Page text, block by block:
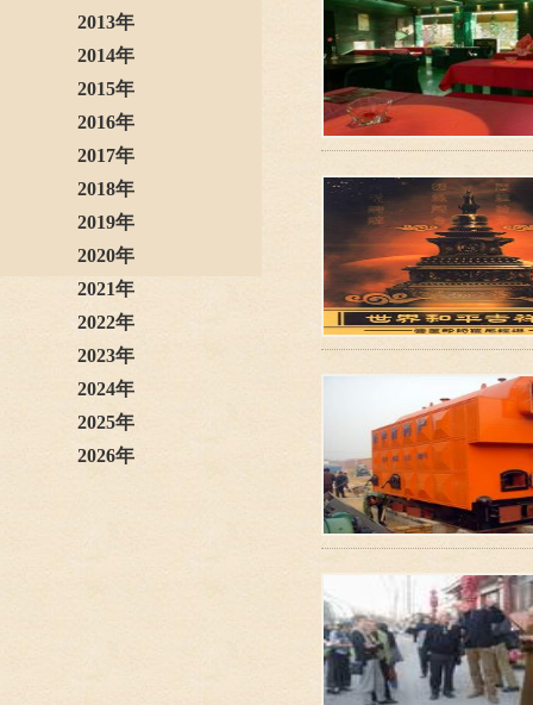
2013年
2014年
2015年
2016年
2017年
2018年
2019年
2020年
2021年
2022年
2023年
2024年
2025年
2026年